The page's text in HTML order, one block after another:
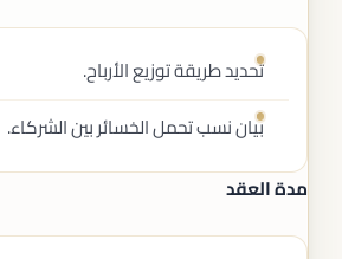
تحديد طريقة توزيع الأرباح.
بيان نسب تحمل الخسائر بين الشركاء.
مدة العقد